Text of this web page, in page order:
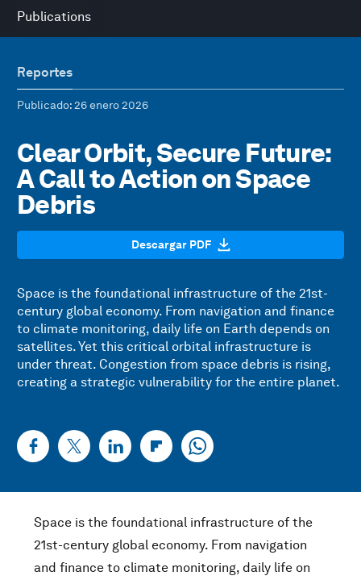
Publications
Reportes
Publicado: 26 enero 2026
Clear Orbit, Secure Future:
A Call to Action on Space
Debris
Descargar PDF
Space is the foundational infrastructure of the 21st-
century global economy. From navigation and finance
to climate monitoring, daily life on Earth depends on
satellites. Yet this critical orbital infrastructure is
under threat. Congestion from space debris is rising,
creating a strategic vulnerability for the entire planet.
Space is the foundational infrastructure of the
21st-century global economy. From navigation
and finance to climate monitoring, daily life on